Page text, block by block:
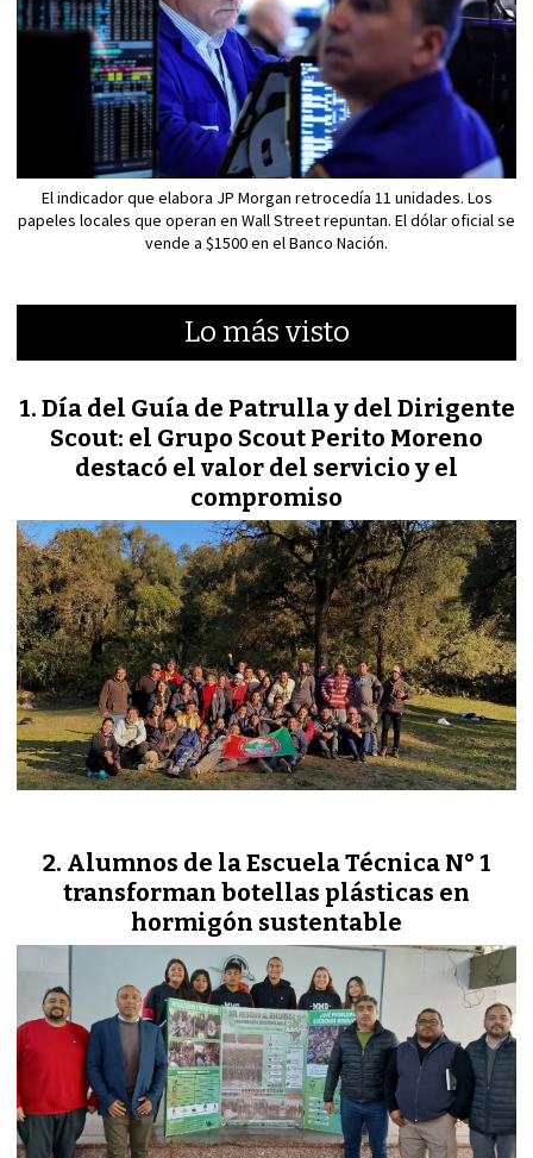
El indicador que elabora JP Morgan retrocedía 11 unidades. Los
papeles locales que operan en Wall Street repuntan. El dólar oficial se
vende a $1500 en el Banco Nación.
Lo más visto
Día del Guía de Patrulla y del Dirigente
Scout: el Grupo Scout Perito Moreno
destacó el valor del servicio y el
compromiso
Alumnos de la Escuela Técnica N° 1
transforman botellas plásticas en
hormigón sustentable